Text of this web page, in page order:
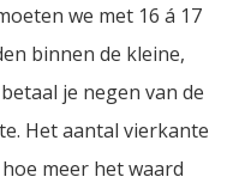
we met 16 á 17
binnen de kleine,
je negen van de
Het aantal vierkante
meer het waard